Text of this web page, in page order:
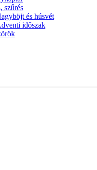
szűrés
és húsvét
időszak